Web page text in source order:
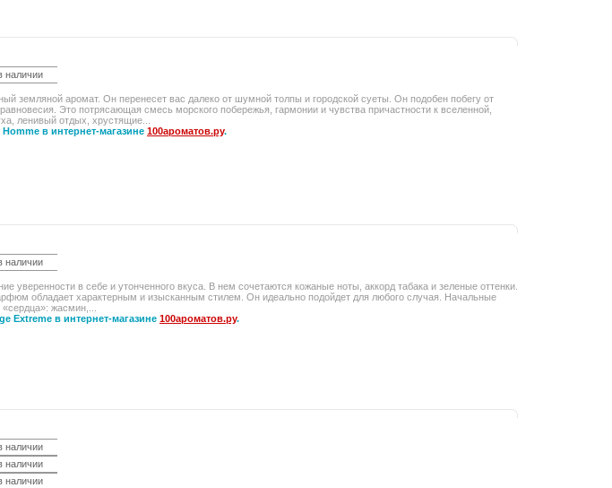
наличии
земляной аромат. Он перенесет вас далеко от шумной толпы и городской суеты. Он подобен побегу от
Это потрясающая смесь морского побережья, гармонии и чувства причастности к вселенной,
ленивый отдых, хрустящие...
в интернет-магазине 100ароматов.ру.
наличии
уверенности в себе и утонченного вкуса. В нем сочетаются кожаные ноты, аккорд табака и зеленые оттенки.
обладает характерным и изысканным стилем. Он идеально подойдет для любого случая. Начальные
жасмин,...
Extreme в интернет-магазине 100ароматов.ру.
наличии
наличии
наличии